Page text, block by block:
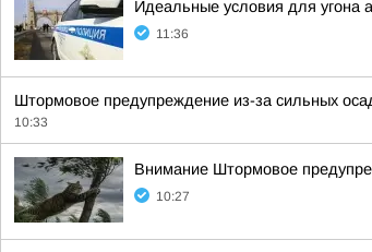
Идеальные условия для угона
11:36
Штормовое предупреждение из-за сильных
10:33
Внимание Штормовое
10:27